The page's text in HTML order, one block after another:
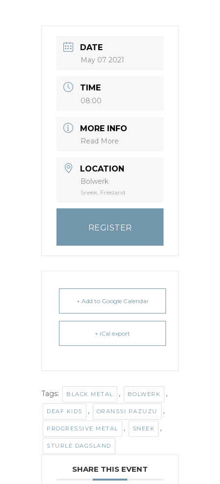
DATE
May 07 2021
TIME
08:00
MORE INFO
Read More
LOCATION
Bolwerk
Sneek, Friesland
REGISTER
+ Add to Google Calendar
+ iCal export
Tags: BLACK METAL , BOLWERK ,
DEAF KIDS , ORANSSI PAZUZU ,
PROGRESSIVE METAL , SNEEK ,
STURLE DAGSLAND
SHARE THIS EVENT